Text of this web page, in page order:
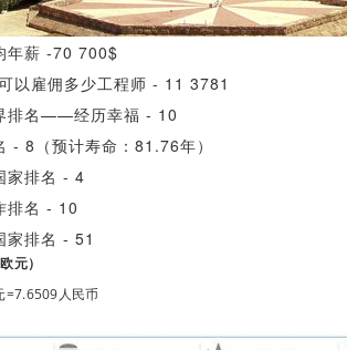
年薪 -70 700$
以雇佣多少工程师 - 11 3781
排名——经历幸福 - 10
- 8（预计寿命：81.76年）
家排名 - 4
排名 - 10
家排名 - 51
元）
=7.6509人民币